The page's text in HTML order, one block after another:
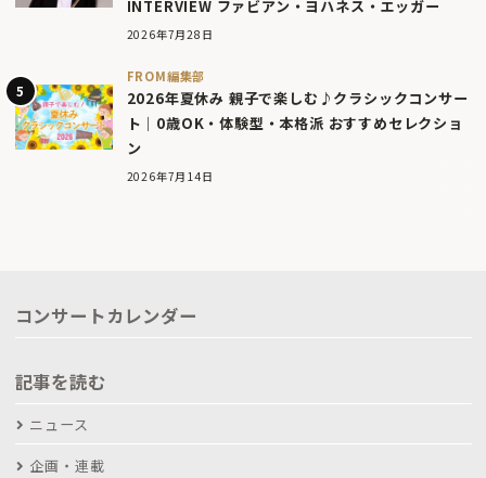
INTERVIEW ファビアン・ヨハネス・エッガー
2026年7月28日
FROM編集部
2026年夏休み 親子で楽しむ♪クラシックコンサー
ト｜0歳OK・体験型・本格派 おすすめセレクショ
ン
2026年7月14日
コンサートカレンダー
記事を読む
ニュース
企画・連載